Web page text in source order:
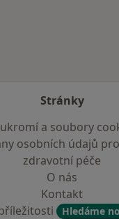
Stránky
a soubory
osobních údajů
zdravotní péče
O nás
Kontakt
Hledáme